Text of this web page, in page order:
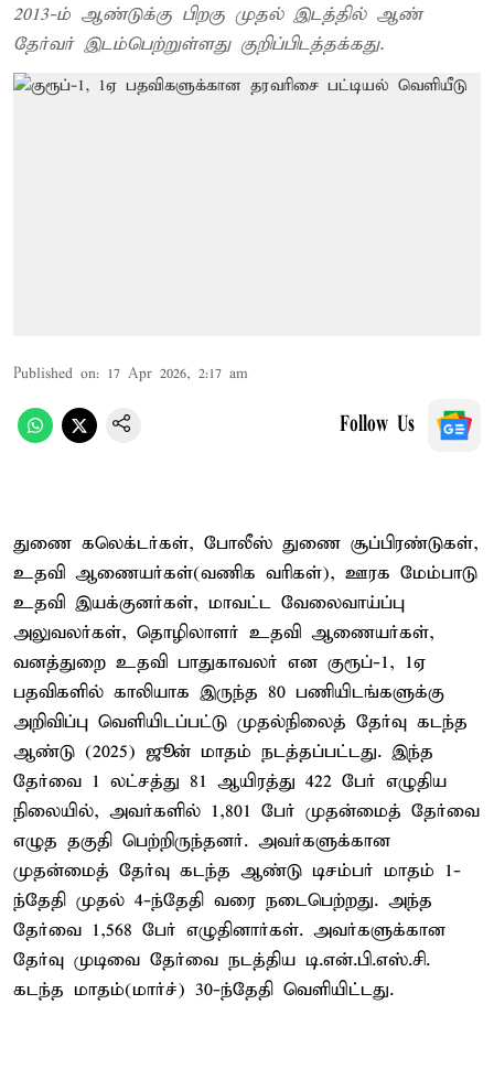
2013-ம் ஆண்டுக்கு பிறகு முதல் இடத்தில் ஆண்
தேர்வர் இடம்பெற்றுள்ளது குறிப்பிடத்தக்கது.
Published on: 17 Apr 2026, 2:17 am
Follow Us
துணை கலெக்டர்கள், போலீஸ் துணை சூப்பிரண்டுகள்,
உதவி ஆணையர்கள்(வணிக வரிகள்), ஊரக மேம்பாடு
உதவி இயக்குனர்கள், மாவட்ட வேலைவாய்ப்பு
அலுவலர்கள், தொழிலாளர் உதவி ஆணையர்கள்,
வனத்துறை உதவி பாதுகாவலர் என குரூப்-1, 1ஏ
பதவிகளில் காலியாக இருந்த 80 பணியிடங்களுக்கு
அறிவிப்பு வெளியிடப்பட்டு முதல்நிலைத் தேர்வு கடந்த
ஆண்டு (2025) ஜூன் மாதம் நடத்தப்பட்டது. இந்த
தேர்வை 1 லட்சத்து 81 ஆயிரத்து 422 பேர் எழுதிய
நிலையில், அவர்களில் 1,801 பேர் முதன்மைத் தேர்வை
எழுத தகுதி பெற்றிருந்தனர். அவர்களுக்கான
முதன்மைத் தேர்வு கடந்த ஆண்டு டிசம்பர் மாதம் 1-
ந்தேதி முதல் 4-ந்தேதி வரை நடைபெற்றது. அந்த
தேர்வை 1,568 பேர் எழுதினார்கள். அவர்களுக்கான
தேர்வு முடிவை தேர்வை நடத்திய டி.என்.பி.எஸ்.சி.
கடந்த மாதம்(மார்ச்) 30-ந்தேதி வெளியிட்டது.